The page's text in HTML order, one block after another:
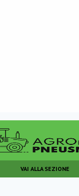
VAI ALLA SEZIONE